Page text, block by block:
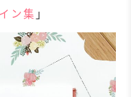
ン集 」